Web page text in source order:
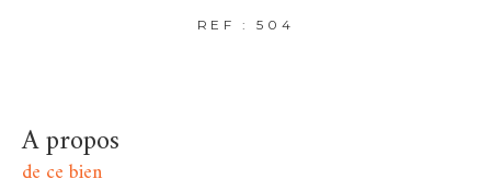
REF : 504
a propos
de ce bien